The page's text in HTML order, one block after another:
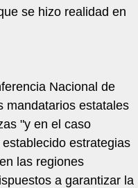
se hizo realidad en
Nacional de
mandatarios estatales
"y en el caso
estrategias
las regiones
a garantizar la